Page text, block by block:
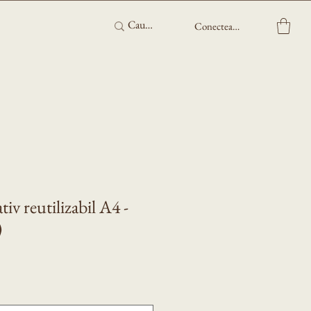
Conectează-te
reutilizabil A4 -